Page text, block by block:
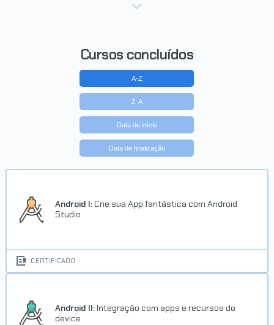
Cursos concluídos
A-Z
Z-A
Data de início
Data de finalização
Android I: Crie sua App fantástica com Android
Studio
CERTIFICADO
Android II: Integração com apps e recursos do
device